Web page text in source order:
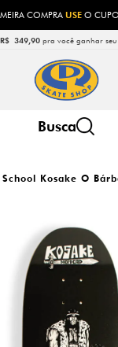
COMPRAUSEO
R$ 349,90pra você ganhar seu
Kosake O